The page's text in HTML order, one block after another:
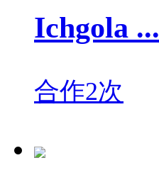
Ichgola ...
合作2次